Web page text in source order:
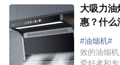
大吸力油
惠？什么
#油烟机#
效的油烟
爱好者和